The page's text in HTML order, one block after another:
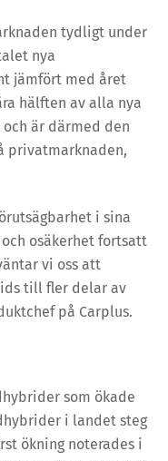
tydligt under
nya
jämfört med året
hälften av alla nya
är därmed den
privatmarknaden,
i sina
osäkerhet fortsatt
vi oss att
till fler delar av
på Carplus.
som ökade
i landet steg
ökning noterades i